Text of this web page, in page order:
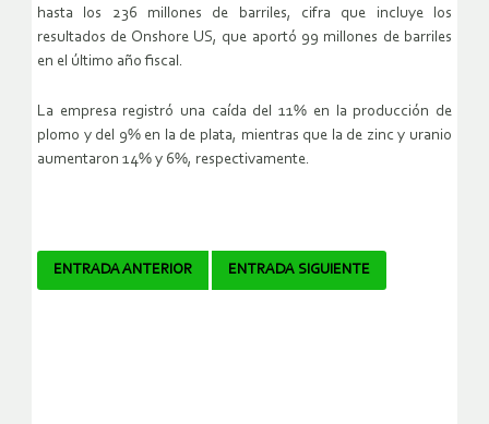
hasta los 236 millones de barriles, cifra que incluye los
resultados de Onshore US, que aportó 99 millones de barriles
en el último año fiscal.
La empresa registró una caída del 11% en la producción de
plomo y del 9% en la de plata, mientras que la de zinc y uranio
aumentaron 14% y 6%, respectivamente.
Navegador
ENTRADA ANTERIOR ENTRADA SIGUIENTE